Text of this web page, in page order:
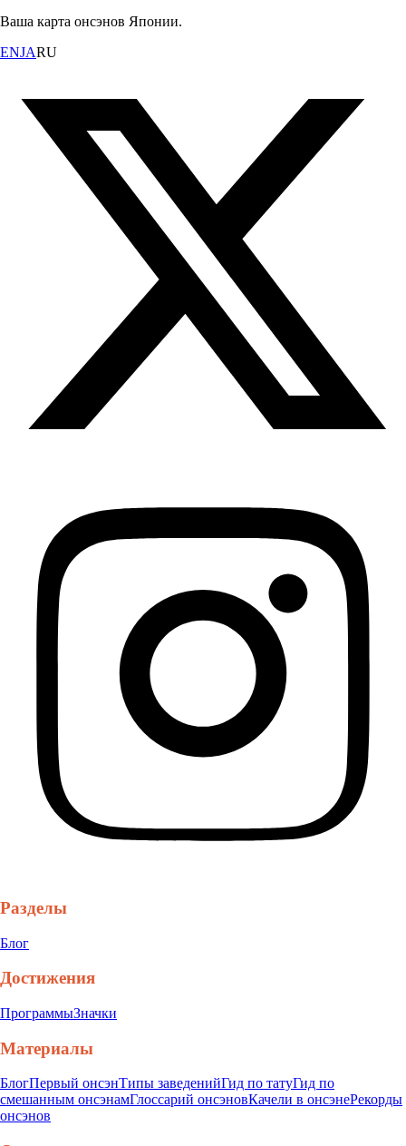
Ваша карта онсэнов Японии.
ENJARU
Разделы
Блог
Достижения
ПрограммыЗначки
Материалы
БлогПервый онсэнТипы заведенийГид по татуГид по
смешанным онсэнамГлоссарий онсэновКачели в онсэнеРекорды
онсэнов